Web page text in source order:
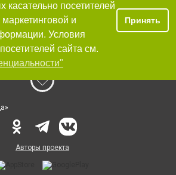
касательно посетителей
и
Условия
сайта см.
Принять
Авторы проекта